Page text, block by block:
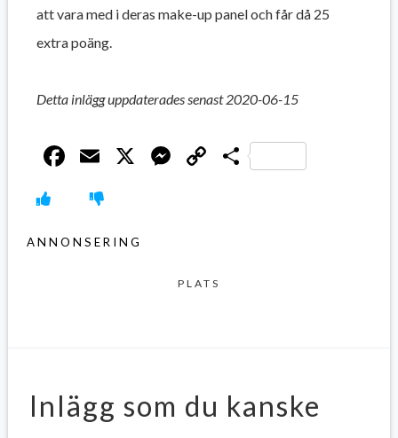
att vara med i deras make-up panel och får då 25
extra poäng.
Detta inlägg uppdaterades senast 2020-06-15
Facebook
Email
X Messenger
CopyDela
ANNONSERING
PLATS
Inlägg som du kanske